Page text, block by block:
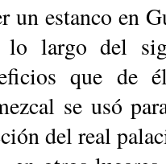
un estanco en
lo largo del
que
se usó
del real